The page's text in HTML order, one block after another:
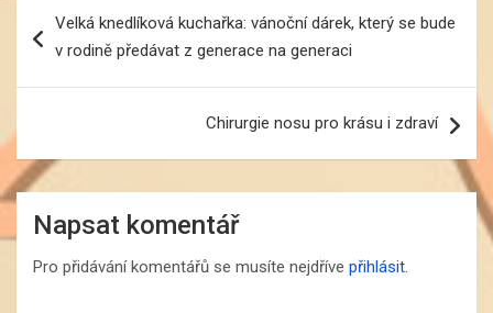
proVelká knedlíková kuchařka: vánoční dárek, který se bude
v rodině předávat z generace na generaci
Chirurgie nosu pro krásu i zdraví
Napsat komentář
Pro přidávání komentářů se musíte nejdříve přihlásit.